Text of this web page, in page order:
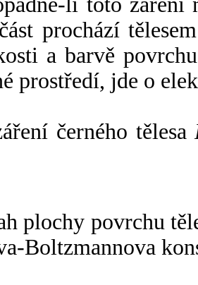
prochází
a barvě
prostředí, jde o
černého tělesa
plochy povrchu
Boltzmannova